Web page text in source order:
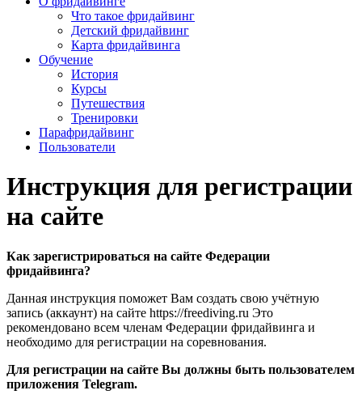
Что такое фридайвинг
Детский фридайвинг
Карта фридайвинга
Обучение
История
Курсы
Путешествия
Тренировки
Парафридайвинг
Пользователи
Инструкция для регистрации
на сайте
Как зарегистрироваться на сайте Федерации
фридайвинга?
Данная инструкция поможет Вам создать свою учётную
запись (аккаунт) на сайте https://freediving.ru Это
рекомендовано всем членам Федерации фридайвинга и
необходимо для регистрации на соревнования.
Для регистрации на сайте Вы должны быть пользователем
приложения Telegram.